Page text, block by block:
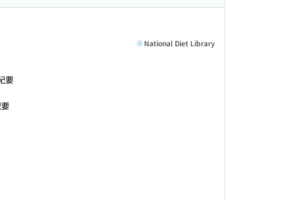
National Diet Library
要